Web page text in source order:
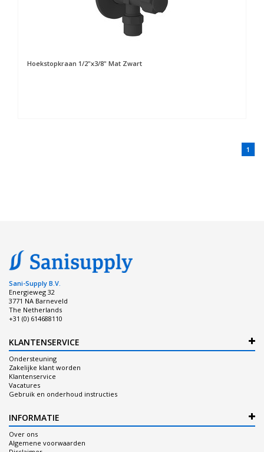
Hoekstopkraan 1/2"x3/8" Mat Zwart
1
Sani-Supply B.V.
Energieweg 32
3771 NA Barneveld
The Netherlands
+31 (0) 614688110
KLANTENSERVICE
Ondersteuning
Zakelijke klant worden
Klantenservice
Vacatures
Gebruik en onderhoud instructies
INFORMATIE
Over ons
Algemene voorwaarden